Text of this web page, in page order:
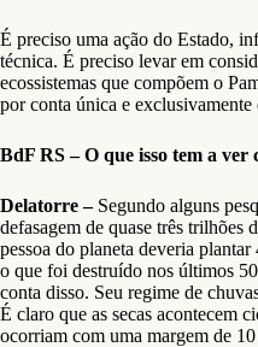
É preciso uma ação do Estado,
técnica. É preciso levar em
ecossistemas que compõem o
por conta única e exclusivamente
BdF RS – O que isso tem a ver
Delatorre – Segundo alguns
defasagem de quase três trilhões
pessoa do planeta deveria
o que foi destruído nos últimos
conta disso. Seu regime de
É claro que as secas acontecem
ocorriam com uma margem de 10